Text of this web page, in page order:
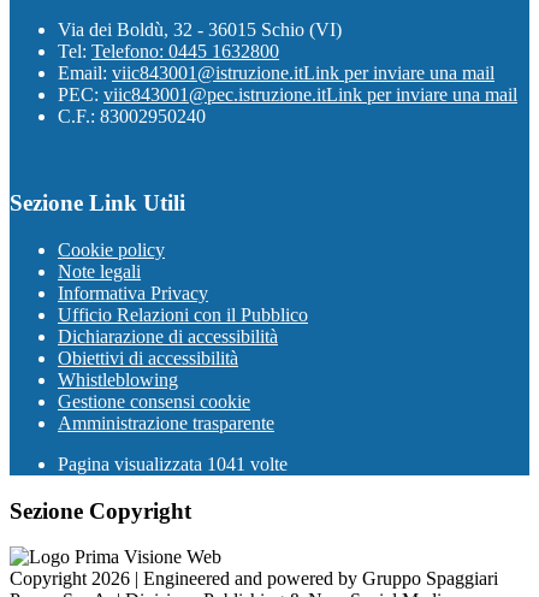
Via dei Boldù, 32 - 36015 Schio (VI)
Tel: Telefono: 0445 1632800
Email: viic843001@istruzione.itLink per inviare una mail
PEC: viic843001@pec.istruzione.itLink per inviare una mail
C.F.: 83002950240
Sezione Link Utili
Cookie policy
Note legali
Informativa Privacy
Ufficio Relazioni con il Pubblico
Dichiarazione di accessibilità
Obiettivi di accessibilità
Whistleblowing
Gestione consensi cookie
Amministrazione trasparente
Pagina visualizzata 1041 volte
Sezione Copyright
Copyright 2026 | Engineered and powered by Gruppo Spaggiari